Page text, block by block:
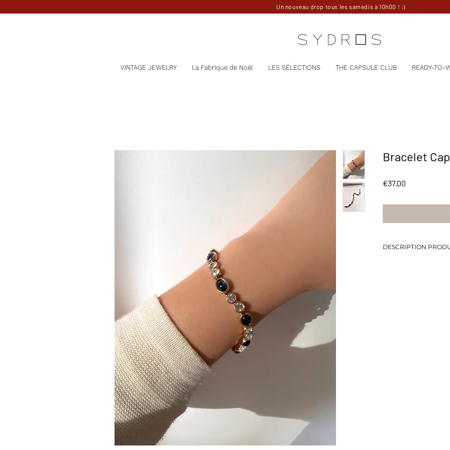
Un nouveau drop tous les samedis à 10h00 ! :)
VINTAGE JEWELRY La Fabrique de Noël LES SÉLECTIONS THE CAPSULE CLUB READY-TO-
Bracelet
€37.00
DESCRIPTION